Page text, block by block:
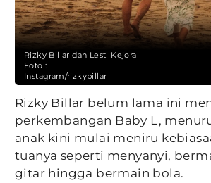
Rizky Billar dan Lesti Kejora
Foto :
Instagram/rizkybillar
Rizky Billar belum lama ini
perkembangan Baby L,
anak kini mulai meniru
tuanya seperti menyanyi,
gitar hingga bermain bola.